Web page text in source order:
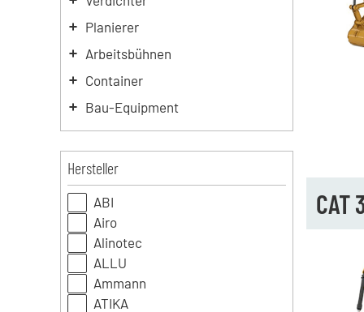
Planierer
Arbeitsbühnen
Container
Bau-Equipment
Hersteller
ABI
Airo
Alinotec
ALLU
Ammann
ATIKA
CAT